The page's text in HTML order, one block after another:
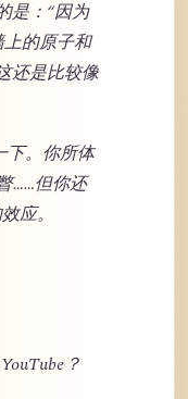
是：“因为
的原子和
还是比较像
下。你所体
……但你还
应。
？